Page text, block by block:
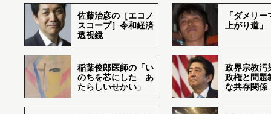
佐藤治彦の［エコノ
スコープ］令和経済
透視鏡
「ダメリ
上がり道」
稲葉俊郎医師の「い
のちを芯にした あ
たらしいせかい」
政界宗教汚
政権と問題
な共存関係